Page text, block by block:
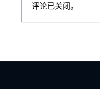
评论已关闭。